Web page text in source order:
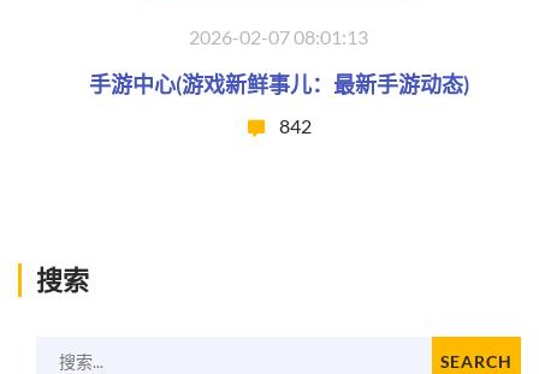
2026-02-07 08:01:13
手游中心(游戏新鲜事儿：最新手游动态)
842
搜索
搜索... SEARCH